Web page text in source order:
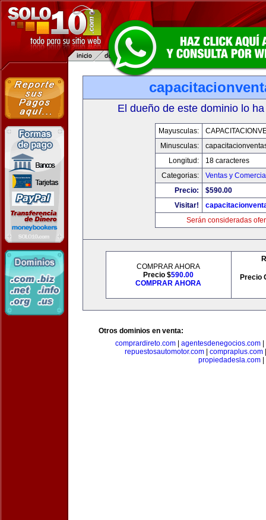
El dueño de este dominio lo
Mayusculas:
Minusculas:
Longitud:
18 caracteres
Categorias:
Ventas y
Precio:
$590.00
Visitar!
Serán consideradas
COMPRAR AHORA
Precio $590.00
COMPRAR AHORA
Precio
Otros dominios en venta:
comprardireto.com| agentesdenegocios.com|
repuestosautomotor.com
compraplus.com
propiedadesla.com|